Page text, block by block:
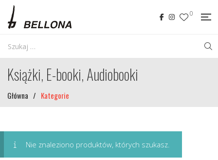
0
Książki, E-booki, Audiobooki
Główna / Kategorie
Nie znaleziono produktów, których szukasz.